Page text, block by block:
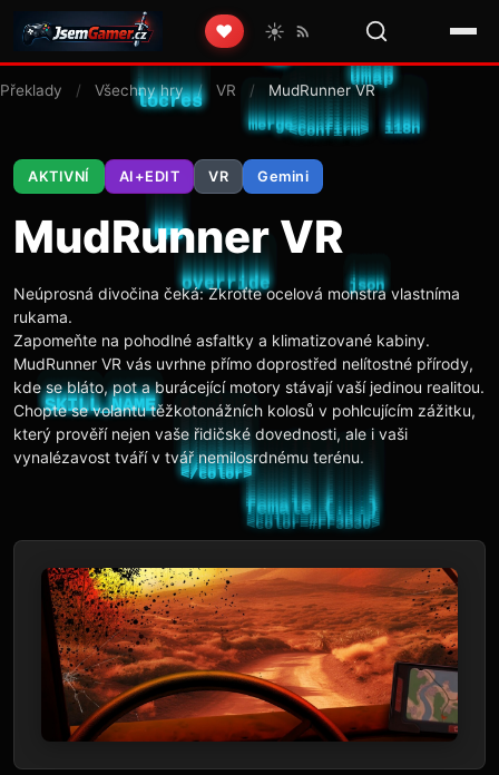
❤️ ☀️
Překlady / Všechny hry / VR / MudRunner VR
AKTIVNÍ AI+EDIT VR Gemini
MudRunner VR
Neúprosná divočina čeká: Zkroťte ocelová monstra vlastníma
rukama.
Zapomeňte na pohodlné asfaltky a klimatizované kabiny.
MudRunner VR vás uvrhne přímo doprostřed nelítostné přírody,
kde se bláto, pot a burácející motory stávají vaší jedinou realitou.
Chopte se volantu těžkotonážních kolosů v pohlcujícím zážitku,
který prověří nejen vaše řidičské dovednosti, ale i vaši
vynalézavost tváří v tvář nemilosrdnému terénu.